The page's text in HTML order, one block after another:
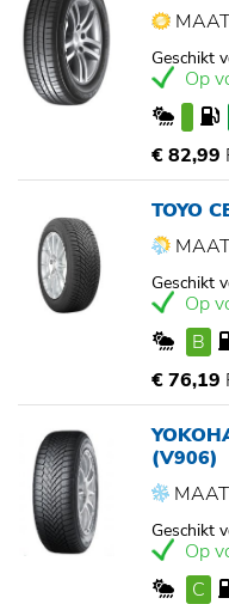
Geschikt
Op
€ 82,99
TOYO
Geschikt
Op
B
€ 76,19
(V906)
Geschikt
Op
C